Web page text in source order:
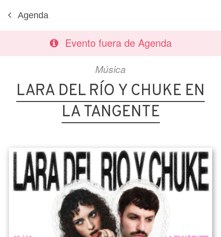
Agenda
Evento fuera de Agenda
Música
LARA DEL RÍO Y CHUKE EN
LA TANGENTE